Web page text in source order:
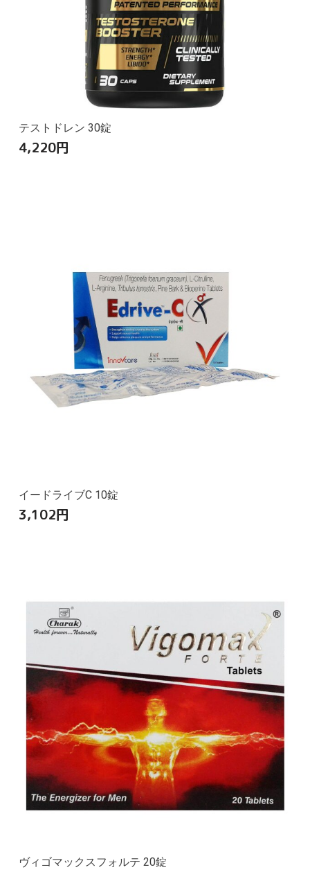
テストドレン 30錠
4,220円
イードライブC 10錠
3,102円
ヴィゴマックスフォルテ 20錠